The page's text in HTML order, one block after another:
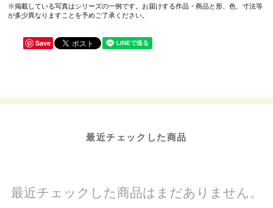
※掲載している写真はシリーズの一例です。お届けする作品・商品と形、色、寸法等
が多少異なりますことを予めご了承ください。
Save
最近チェックした商品
最近チェックした商品はまだありません。